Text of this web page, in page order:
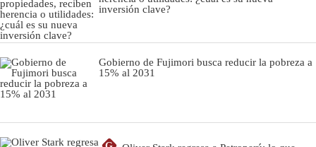
inversión clave?
Gobierno de Fujimori busca reducir la pobreza a
15% al 2031